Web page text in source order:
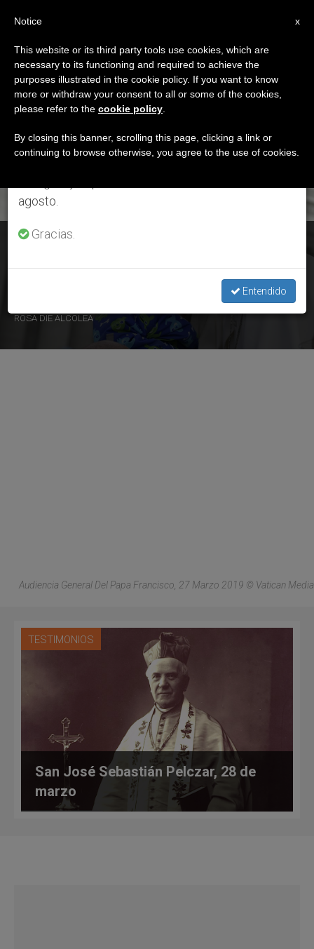
DÍA
Marzo 27th, 2019
ÚLTIMAS NOTICIAS
'Padre nuestro': El Papa enseña que "dependemos de la
ROSA DIE ALCOLEA
Audiencia General Del Papa Francisco, 27 Marzo 2019 © Vatican Media
TESTIMONIOS
San José Sebastián Pelczar, 28 de
marzo
×
Aviso importante
Del 27 de julio al 7 de agosto haremos la pausa
anual, aprovechando que en el periodo de verano
se generan menos informaciones y también el
agosto.
Gracias.
Entendido
x
Notice
This website or its third party tools use cookies, which are
necessary to its functioning and required to achieve the
purposes illustrated in the cookie policy. If you want to know
more or withdraw your consent to all or some of the cookies,
please refer to the cookie policy
By closing this banner, scrolling this page, clicking a link or
continuing to browse otherwise, you agree to the use of cookies.